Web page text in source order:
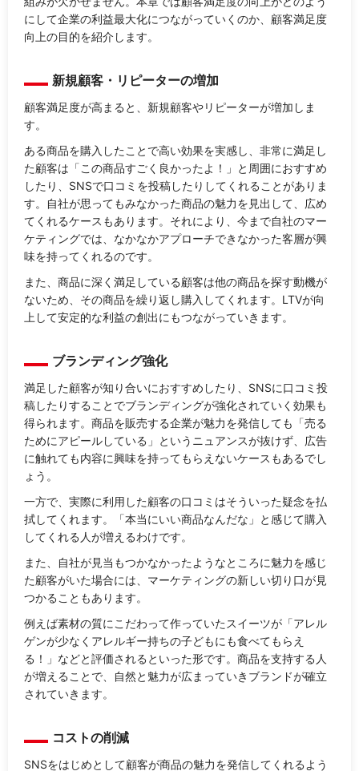
にして企業の利益最大化につながっていくのか、顧客満足度
向上の目的を紹介します。
新規顧客・リピーターの増加
顧客満足度が高まると、新規顧客やリピーターが増加しま
す。
ある商品を購入したことで高い効果を実感し、非常に満足し
た顧客は「この商品すごく良かったよ！」と周囲におすすめ
したり、SNSで口コミを投稿したりしてくれることがありま
す。自社が思ってもみなかった商品の魅力を見出して、広め
てくれるケースもあります。それにより、今まで自社のマー
ケティングでは、なかなかアプローチできなかった客層が興
味を持ってくれるのです。
また、商品に深く満足している顧客は他の商品を探す動機が
ないため、その商品を繰り返し購入してくれます。LTVが向
上して安定的な利益の創出にもつながっていきます。
ブランディング強化
満足した顧客が知り合いにおすすめしたり、SNSに口コミ投
稿したりすることでブランディングが強化されていく効果も
得られます。商品を販売する企業が魅力を発信しても「売る
ためにアピールしている」というニュアンスが抜けず、広告
に触れても内容に興味を持ってもらえないケースもあるでし
ょう。
一方で、実際に利用した顧客の口コミはそういった疑念を払
拭してくれます。「本当にいい商品なんだな」と感じて購入
してくれる人が増えるわけです。
また、自社が見当もつかなかったようなところに魅力を感じ
た顧客がいた場合には、マーケティングの新しい切り口が見
つかることもあります。
例えば素材の質にこだわって作っていたスイーツが「アレル
ゲンが少なくアレルギー持ちの子どもにも食べてもらえ
る！」などと評価されるといった形です。商品を支持する人
が増えることで、自然と魅力が広まっていきブランドが確立
されていきます。
コストの削減
SNSをはじめとして顧客が商品の魅力を発信してくれるよう